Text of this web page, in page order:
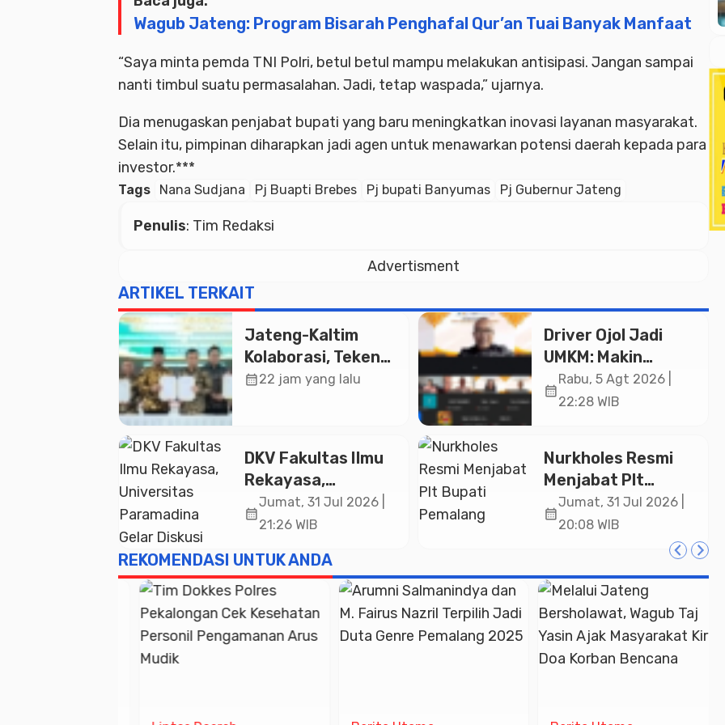
Wagub Jateng: Program Bisarah Penghafal Qur’an Tuai Banyak Manfaat
“Saya minta pemda TNI Polri, betul betul mampu melakukan antisipasi. Jangan sampai
nanti timbul suatu permasalahan. Jadi, tetap waspada,” ujarnya.
Dia menugaskan penjabat bupati yang baru meningkatkan inovasi layanan masyarakat.
Selain itu, pimpinan diharapkan jadi agen untuk menawarkan potensi daerah kepada para
investor.***
Tags Nana Sudjana Pj Buapti Brebes Pj bupati Banyumas Pj Gubernur Jateng
Penulis: Tim Redaksi
Advertisment
ARTIKEL TERKAIT
Jateng-Kaltim
Kolaborasi, Teken
19 Kerja Sama
calendar_month22 jam yang lalu
Driver Ojol Jadi
UMKM: Makin
Sejahtera atau
Merana? Ini
calendar_month
Rabu, 5 Agt 2026 |
22:28 WIB
DKV Fakultas Ilmu
Rekayasa,
Universitas
Paramadina Gelar
calendar_month
Jumat, 31 Jul 2026 |
21:26 WIB
Nurkholes Resmi
Menjabat Plt
Bupati Pemalang
calendar_month
Jumat, 31 Jul 2026 |
20:08 WIB
REKOMENDASI UNTUK ANDA